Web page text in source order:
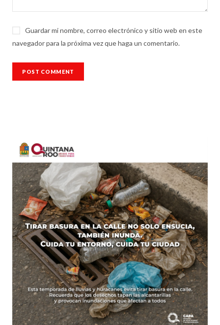
Guardar mi nombre, correo electrónico y sitio web en este
navegador para la próxima vez que haga un comentario.